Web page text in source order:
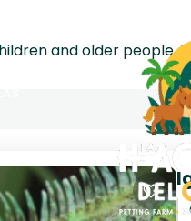
and older